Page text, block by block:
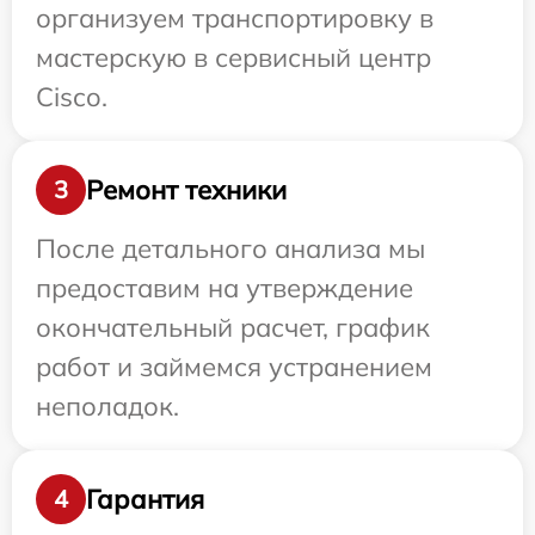
организуем транспортировку в
мастерскую в сервисный центр
Cisco.
3
Ремонт техники
После детального анализа мы
предоставим на утверждение
окончательный расчет, график
работ и займемся устранением
неполадок.
4
Гарантия